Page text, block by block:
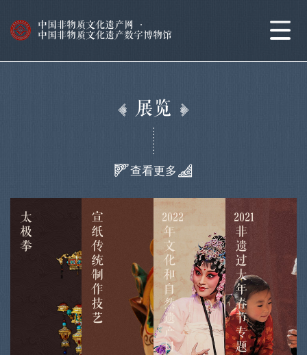
中国非物质文化遗产网
·
中国非物质文化遗产数字博物馆
展览
查看更多
太
极
拳
宣
纸
传
统
制
作
技
艺
2022
年
文
化
和
自
然
遗
产
日
2021
非
遗
过
大
年
春
节
专
题